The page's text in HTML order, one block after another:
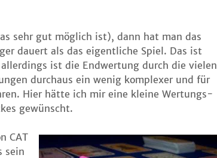
sehr gut mög­lich ist), dann hat man das
dau­ert als das eigent­li­che Spiel. Das ist
ist die End­wer­tung durch die vie­len
durch­aus ein wenig kom­ple­xer und für
Hier hät­te ich mir eine klei­ne Wer­tungs­
gewünscht.
CAT
sein